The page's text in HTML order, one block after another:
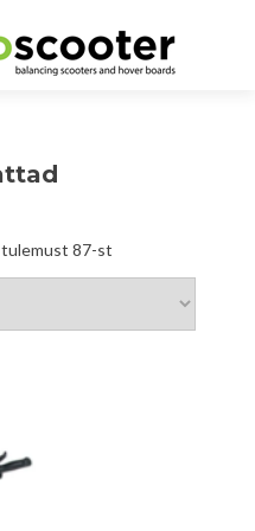
87-stSorditud
uusimate